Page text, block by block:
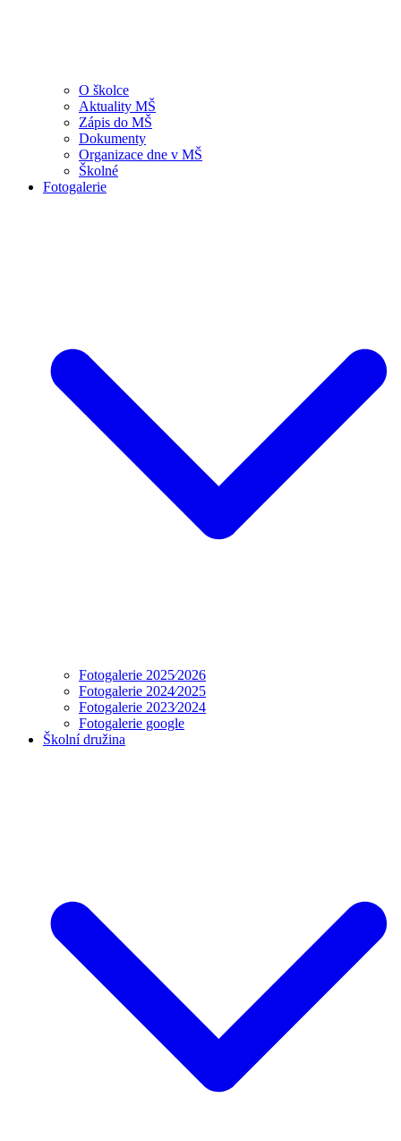
O školce
Aktuality MŠ
Zápis do MŠ
Dokumenty
Organizace dne v MŠ
Školné
Fotogalerie
Fotogalerie 2025⁄2026
Fotogalerie 2024⁄2025
Fotogalerie 2023⁄2024
Fotogalerie google
Školní družina